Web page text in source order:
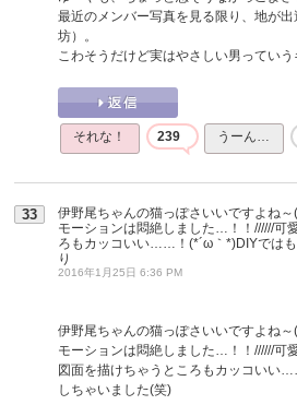
最近のメンバー写真を見る限り、地が
坊）。
こわそうだけど実はやさしい男っていう
それな！ 239 うーん…
33
伊野尾ちゃんの猫っぽさいいですよね
モーションは悶絶しました…！！//////可
ろもカッコいい……！(*´ω｀*)DIYでは
り
2016年1月25日 6:36 PM
伊野尾ちゃんの猫っぽさいいですよね
モーションは悶絶しました…！！//////可
図面を描けちゃうところもカッコいい
しちゃいました(笑)